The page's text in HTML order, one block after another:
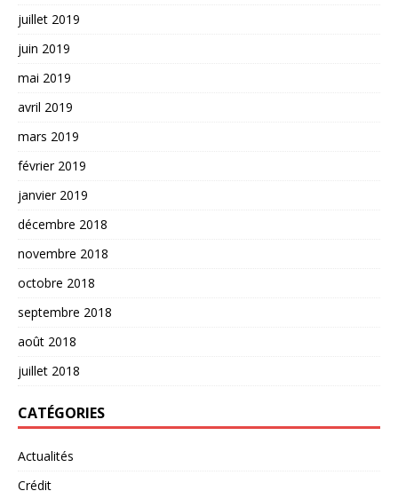
juillet 2019
juin 2019
mai 2019
avril 2019
mars 2019
février 2019
janvier 2019
décembre 2018
novembre 2018
octobre 2018
septembre 2018
août 2018
juillet 2018
CATÉGORIES
Actualités
Crédit